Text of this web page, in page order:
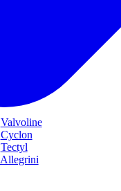
Valvoline
Cyclon
Tectyl
Allegrini